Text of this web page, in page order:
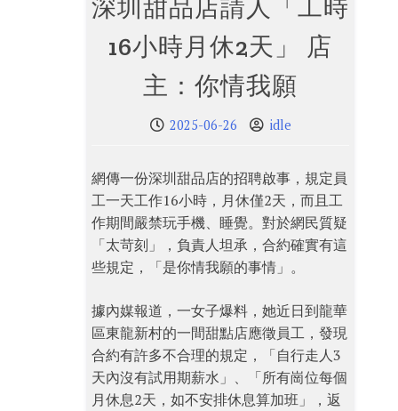
深圳甜品店請人「工時
16小時月休2天」 店
主：你情我願
2025-06-26 idle
網傳一份深圳甜品店的招聘啟事，規定員
工一天工作16小時，月休僅2天，而且工
作期間嚴禁玩手機、睡覺。對於網民質疑
「太苛刻」，負責人坦承，合約確實有這
些規定，「是你情我願的事情」。
據內媒報道，一女子爆料，她近日到龍華
區東龍新村的一間甜點店應徵員工，發現
合約有許多不合理的規定，「自行走人3
天內沒有試用期薪水」、「所有崗位每個
月休息2天，如不安排休息算加班」，返